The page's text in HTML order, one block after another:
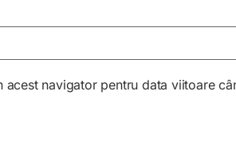
navigator pentru data viitoare